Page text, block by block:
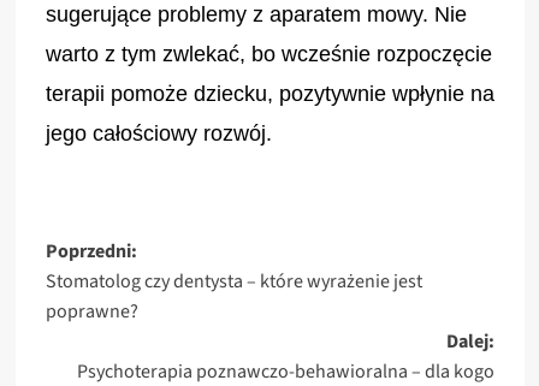
sugerujące problemy z aparatem mowy. Nie
warto z tym zwlekać, bo wcześnie rozpoczęcie
terapii pomoże dziecku, pozytywnie wpłynie na
jego całościowy rozwój.
Zobacz
wpisy
Poprzedni:
Stomatolog czy dentysta – które wyrażenie jest
poprawne?
Dalej:
Psychoterapia poznawczo-behawioralna – dla kogo